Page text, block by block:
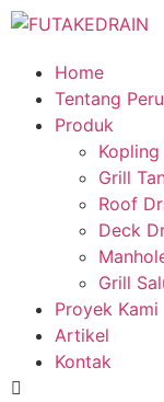
Home
Tentang
Produk
Grill
Roof
Deck
Grill
Proyek Kami
Artikel
Kontak